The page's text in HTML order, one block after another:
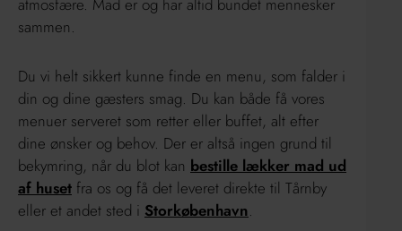
atmosfære. Mad er og har altid bundet mennesker
sammen.
Du vi helt sikkert kunne finde en menu, som falder i
din og dine gæsters smag. Du kan både få vores
menuer serveret som retter eller buffet, alt efter
dine ønsker og behov. Der er altså ingen grund til
bekymring, når du blot kan bestille lækker mad ud
af huset fra os og få det leveret direkte til Tårnby
eller et andet sted i Storkøbenhavn.